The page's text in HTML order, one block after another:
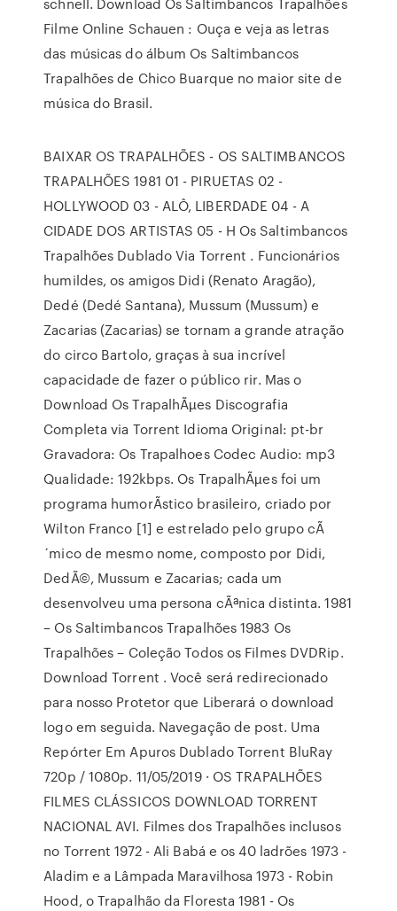
Filme Online Schauen : Ouça e veja as letras
das músicas do álbum Os Saltimbancos
Trapalhões de Chico Buarque no maior site de
música do Brasil.
BAIXAR OS TRAPALHÕES - OS SALTIMBANCOS
TRAPALHÕES 1981 01 - PIRUETAS 02 -
HOLLYWOOD 03 - ALÔ, LIBERDADE 04 - A
CIDADE DOS ARTISTAS 05 - H Os Saltimbancos
Trapalhões Dublado Via Torrent . Funcionários
humildes, os amigos Didi (Renato Aragão),
Dedé (Dedé Santana), Mussum (Mussum) e
Zacarias (Zacarias) se tornam a grande atração
do circo Bartolo, graças à sua incrível
capacidade de fazer o público rir. Mas o
Download Os TrapalhÃµes Discografia
Completa via Torrent Idioma Original: pt-br
Gravadora: Os Trapalhoes Codec Audio: mp3
Qualidade: 192kbps. Os TrapalhÃµes foi um
programa humorÃ­stico brasileiro, criado por
Wilton Franco [1] e estrelado pelo grupo cÃ
´mico de mesmo nome, composto por Didi,
DedÃ©, Mussum e Zacarias; cada um
desenvolveu uma persona cÃªnica distinta. 1981
– Os Saltimbancos Trapalhões 1983 Os
Trapalhões – Coleção Todos os Filmes DVDRip.
Download Torrent . Você será redirecionado
para nosso Protetor que Liberará o download
logo em seguida. Navegação de post. Uma
Repórter Em Apuros Dublado Torrent BluRay
720p / 1080p. 11/05/2019 · OS TRAPALHÕES
FILMES CLÁSSICOS DOWNLOAD TORRENT
NACIONAL AVI. Filmes dos Trapalhões inclusos
no Torrent 1972 - Ali Babá e os 40 ladrões 1973 -
Aladim e a Lâmpada Maravilhosa 1973 - Robin
Hood, o Trapalhão da Floresta 1981 - Os